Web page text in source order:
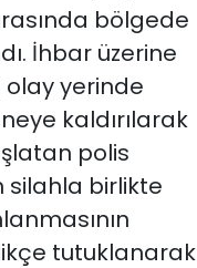
bölgede
İhbar üzerine
olay yerinde
kaldırılarak
polis
silahla birlikte
tutuklanarak